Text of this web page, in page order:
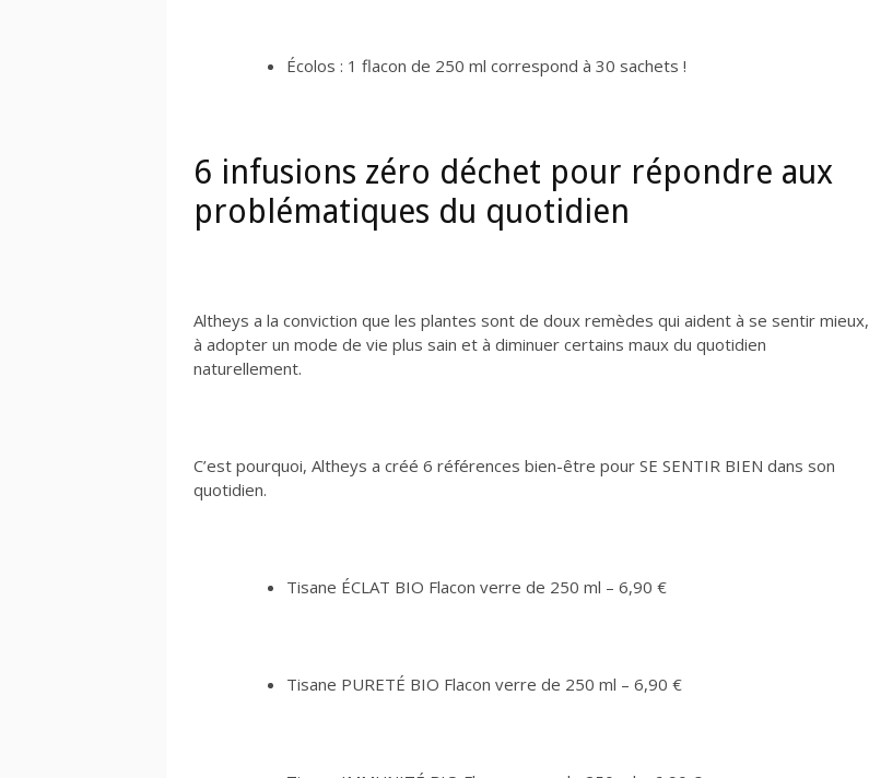
Écolos : 1 flacon de 250 ml correspond à 30 sachets !
6 infusions zéro déchet pour répondre aux
problématiques du quotidien
Altheys a la conviction que les plantes sont de doux remèdes qui aident à se sentir mieux,
à adopter un mode de vie plus sain et à diminuer certains maux du quotidien
naturellement.
C’est pourquoi, Altheys a créé 6 références bien-être pour SE SENTIR BIEN dans son
quotidien.
Tisane ÉCLAT BIO Flacon verre de 250 ml – 6,90 €
Tisane PURETÉ BIO Flacon verre de 250 ml – 6,90 €